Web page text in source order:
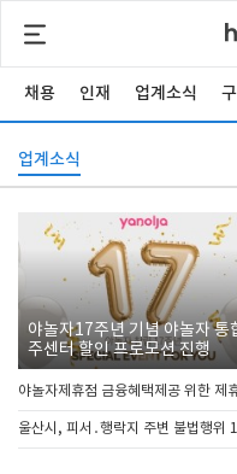
채용 인재 업계소식
업계소식
야놀자17주년 기념 야놀자 통
주센터 할인 프로모션 진행
야놀자제휴점 금융혜택제공 위한 제
울산시, 피서․행락지 주변 불법행위